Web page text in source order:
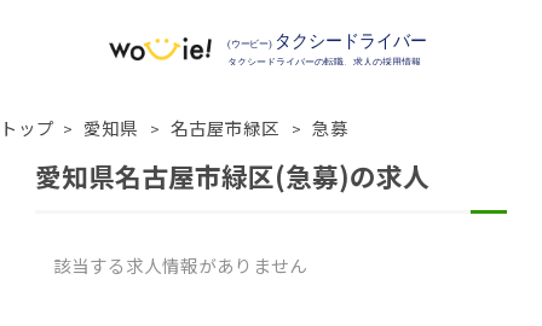
トップ 愛知県 名古屋市緑区 急募
愛知県名古屋市緑区(急募)の求人
該当する求人情報がありません